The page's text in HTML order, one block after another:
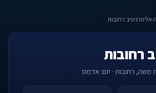
›אלטרנטיב רחובות
רחובות
משה, רחובות · יזם: אדמס